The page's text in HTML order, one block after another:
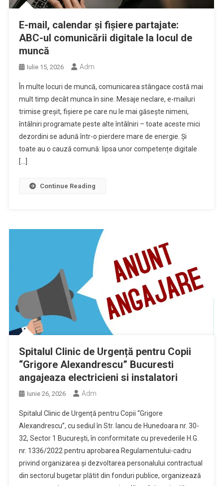
E-mail, calendar şi fişiere partajate:
ABC-ul comunicării digitale la locul de
muncă
Iulie 15, 2026 Adm
În multe locuri de muncă, comunicarea stângace costă mai
mult timp decât munca în sine. Mesaje neclare, e-mailuri
trimise greşit, fişiere pe care nu le mai găseşte nimeni,
întâlniri programate peste alte întâlniri – toate aceste mici
dezordini se adună într-o pierdere mare de energie. Şi
toate au o cauză comună: lipsa unor competențe digitale
[…]
Continue Reading
Spitalul Clinic de Urgență pentru Copii
“Grigore Alexandrescu” Bucuresti
angajeaza electricieni si instalatori
Iunie 26, 2026 Adm
Spitalul Clinic de Urgență pentru Copii “Grigore
Alexandrescu”, cu sediul în Str. Iancu de Hunedoara nr. 30-
32, Sector 1 Bucureşti, în conformitate cu prevederile H.G.
nr. 1336/2022 pentru aprobarea Regulamentului-cadru
privind organizarea şi dezvoltarea personalului contractual
din sectorul bugetar plătit din fonduri publice, organizează